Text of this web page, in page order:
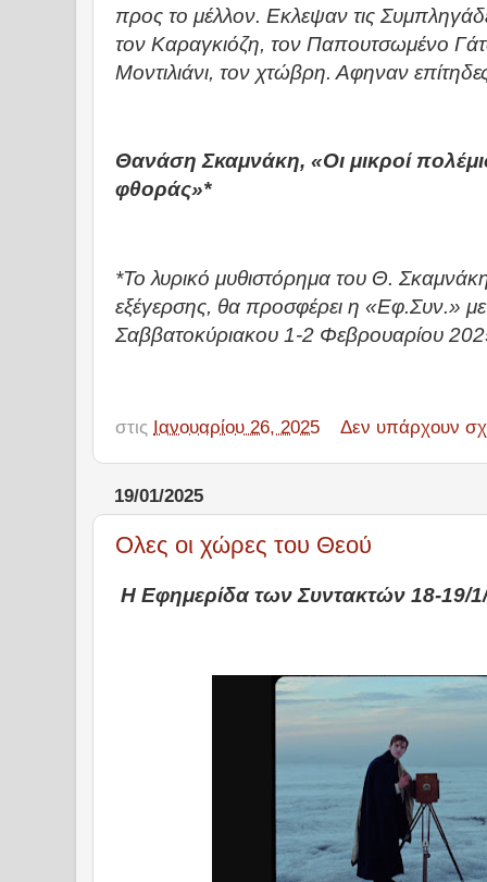
προς το μέλλον. Εκλεψαν τις
τον Καραγκιόζη, τον Παπουτσωμένο
Μοντιλιάνι, τον χτώβρη. Αφηναν
Θανάση Σκαμνάκη, «Οι μικροί
φθοράς»*
*Το λυρικό μυθιστόρημα του Θ.
εξέγερσης, θα προσφέρει η «Εφ.Συν.»
Σαββατοκύριακου 1-2 Φεβρουαρίου
στις Ιανουαρίου 26, 2025 Δεν υπάρχουν
19/01/2025
Ολες οι χώρες του Θεού
Η Εφημερίδα των Συντακτών 18-19/